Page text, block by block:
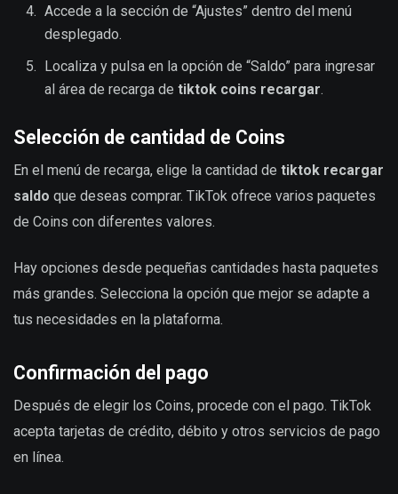
Accede a la sección de “Ajustes” dentro del menú
desplegado.
Localiza y pulsa en la opción de “Saldo” para ingresar
al área de recarga de tiktok coins recargar.
Selección de cantidad de Coins
En el menú de recarga, elige la cantidad de tiktok recargar
saldo que deseas comprar. TikTok ofrece varios paquetes
de Coins con diferentes valores.
Hay opciones desde pequeñas cantidades hasta paquetes
más grandes. Selecciona la opción que mejor se adapte a
tus necesidades en la plataforma.
Confirmación del pago
Después de elegir los Coins, procede con el pago. TikTok
acepta tarjetas de crédito, débito y otros servicios de pago
en línea.